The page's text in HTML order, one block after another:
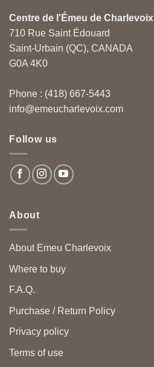
Centre de l'Émeu de Charlevoix
710 Rue Saint Édouard
Saint-Urbain (QC), CANADA
G0A 4K0
Phone : (418) 667-5443
info@emeucharlevoix.com
Follow us
About
About Emeu Charlevoix
Where to buy
F.A.Q.
Purchase / Return Policy
Privacy policy
Terms of use